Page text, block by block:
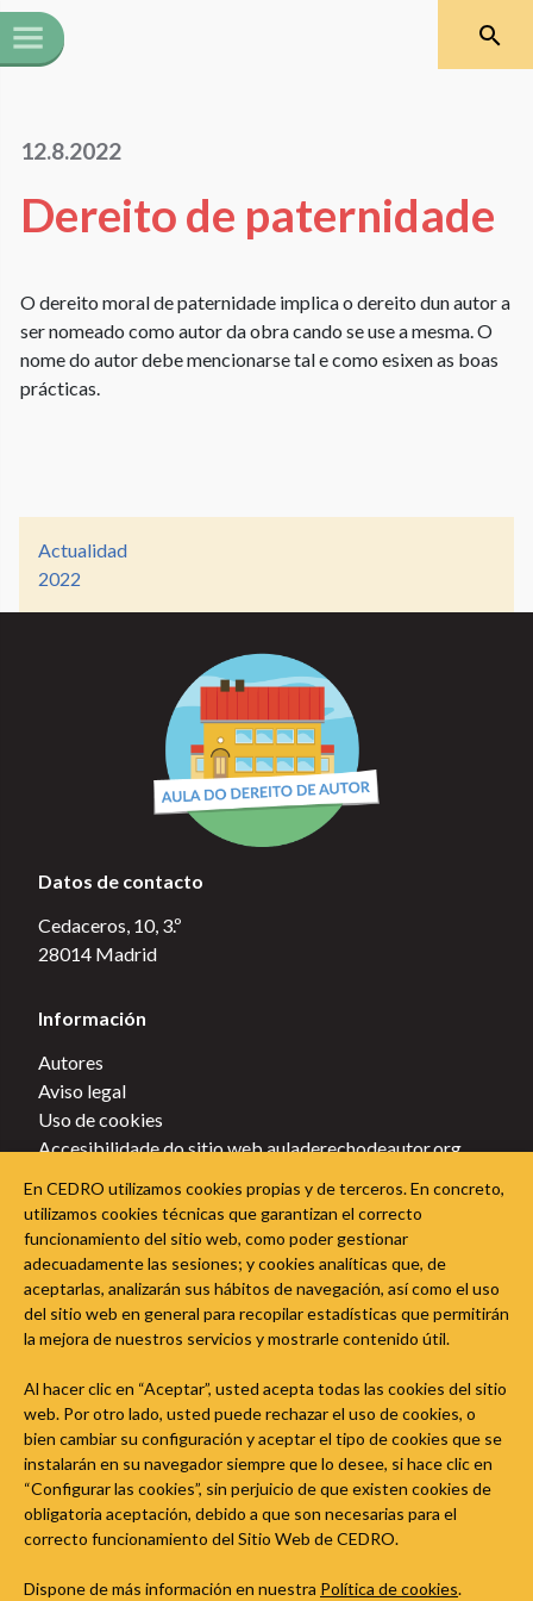
Actualidad
2022
12.8.2022
Dereito de paternidade
O dereito moral de paternidade implica o dereito dun autor a
ser nomeado como autor da obra cando se use a mesma. O
nome do autor debe mencionarse tal e como esixen as boas
prácticas.
Datos de contacto
Cedaceros, 10, 3.º
28014 Madrid
Información
Autores
Aviso legal
Uso de cookies
Accesibilidade do sitio web auladerechodeautor.org
Política de cookies
Sigue a Aula do Dereito de Autor nas redes sociais
En CEDRO utilizamos cookies propias y de terceros. En concreto,
utilizamos cookies técnicas que garantizan el correcto
funcionamiento del sitio web, como poder gestionar
adecuadamente las sesiones; y cookies analíticas que, de
aceptarlas, analizarán sus hábitos de navegación, así como el uso
del sitio web en general para recopilar estadísticas que permitirán
la mejora de nuestros servicios y mostrarle contenido útil.
Al hacer clic en “Aceptar”, usted acepta todas las cookies del sitio
web. Por otro lado, usted puede rechazar el uso de cookies, o
bien cambiar su configuración y aceptar el tipo de cookies que se
instalarán en su navegador siempre que lo desee, si hace clic en
“Configurar las cookies”, sin perjuicio de que existen cookies de
obligatoria aceptación, debido a que son necesarias para el
correcto funcionamiento del Sitio Web de CEDRO.
Dispone de más información en nuestra Política de cookies.